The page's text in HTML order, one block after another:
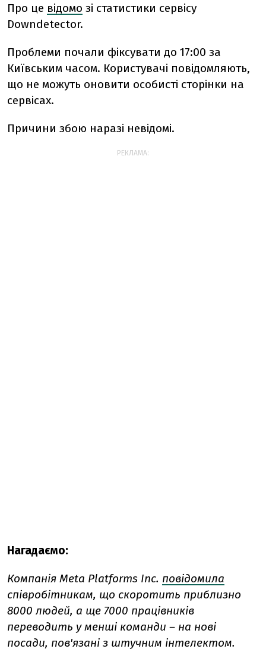
Про це відомо зі статистики сервісу
Downdetector.
Проблеми почали фіксувати до 17:00 за
Київським часом. Користувачі повідомляють,
що не можуть оновити особисті сторінки на
сервісах.
Причини збою наразі невідомі.
РЕКЛАМА:
Нагадаємо:
Компанія Meta Platforms Inc. повідомила
співробітникам, що скоротить приблизно
8000 людей, а ще 7000 працівників
переводить у менші команди – на нові
посади, пов'язані з штучним інтелектом.